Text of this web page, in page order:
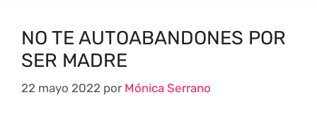
NO TE AUTOABANDONES POR
SER MADRE
22 mayo 2022 por Mónica Serrano